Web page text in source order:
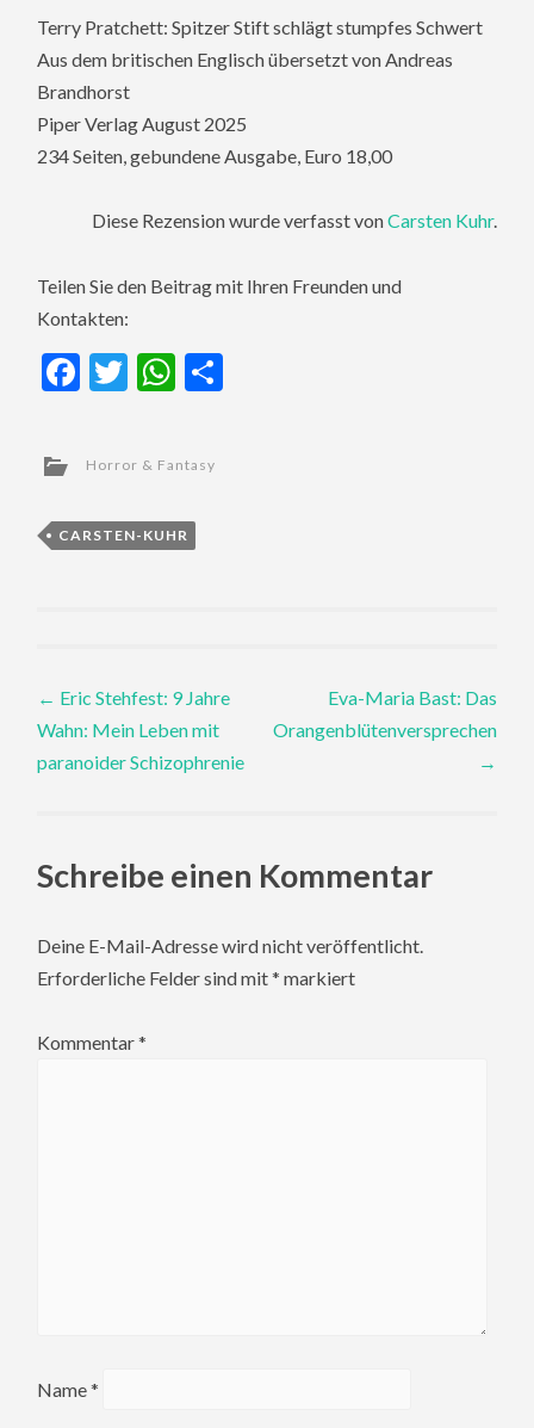
Terry Pratchett: Spitzer Stift schlägt stumpfes Schwert
Aus dem britischen Englisch übersetzt von Andreas
Brandhorst
Piper Verlag August 2025
234 Seiten, gebundene Ausgabe, Euro 18,00
Diese Rezension wurde verfasst vonCarsten Kuhr.
Teilen Sie den Beitrag mit Ihren Freunden und
Kontakten:
Facebook
TwitterWhatsApp
Horror & Fantasy
CARSTEN-KUHR
Post
navigation
← Eric Stehfest: 9 Jahre
Wahn: Mein Leben mit
paranoider Schizophrenie
Eva-Maria Bast: Das
Orangenblütenversprechen
→
Schreibe einen Kommentar
Deine E-Mail-Adresse wird nicht veröffentlicht.
Erforderliche Felder sind mit* markiert
Kommentar*
Name*